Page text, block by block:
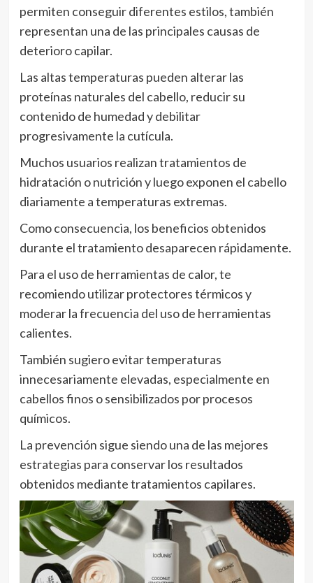
permiten conseguir diferentes estilos, también
representan una de las principales causas de
deterioro capilar.
Las altas temperaturas pueden alterar las
proteínas naturales del cabello, reducir su
contenido de humedad y debilitar
progresivamente la cutícula.
Muchos usuarios realizan tratamientos de
hidratación o nutrición y luego exponen el cabello
diariamente a temperaturas extremas.
Como consecuencia, los beneficios obtenidos
durante el tratamiento desaparecen rápidamente.
Para el uso de herramientas de calor, te
recomiendo utilizar protectores térmicos y
moderar la frecuencia del uso de herramientas
calientes.
También sugiero evitar temperaturas
innecesariamente elevadas, especialmente en
cabellos finos o sensibilizados por procesos
químicos.
La prevención sigue siendo una de las mejores
estrategias para conservar los resultados
obtenidos mediante tratamientos capilares.